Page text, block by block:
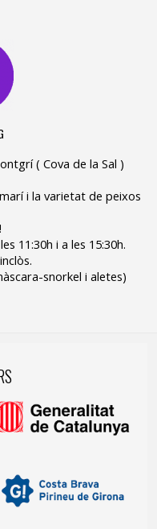
( Cova de la Sal )
i la varietat de peixos
11:30h i a les 15:30h.
snorkel i aletes)